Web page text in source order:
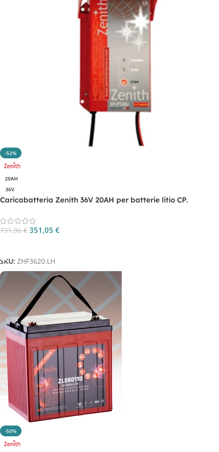
-52%
20AH
36V
Caricabatteria Zenith 36V 20AH per batterie litio CP.
731,36€ 351,05 €
SKU: ZHF3620.LH
-50%